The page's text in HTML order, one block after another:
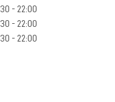
- 22:00
- 22:00
- 22:00